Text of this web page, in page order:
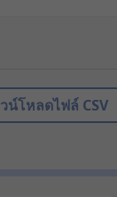
lighting
lighting.
น์โหลดไฟล์ CSV